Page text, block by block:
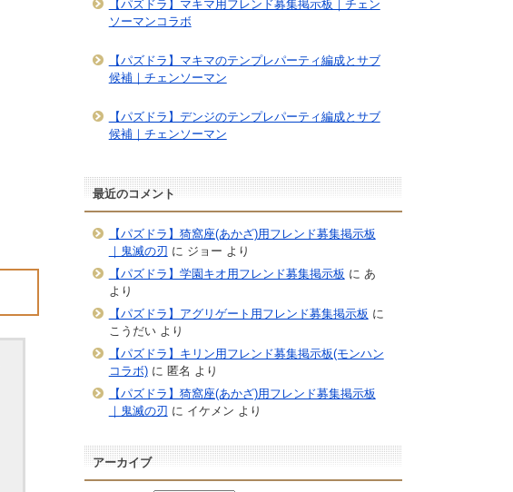
【パズドラ】マキマ用フレンド募集掲示板｜チェン
ソーマンコラボ
【パズドラ】マキマのテンプレパーティ編成とサブ
候補｜チェンソーマン
【パズドラ】デンジのテンプレパーティ編成とサブ
候補｜チェンソーマン
最近のコメント
【パズドラ】猗窩座(あかざ)用フレンド募集掲示板
｜鬼滅の刃 に ジョー より
【パズドラ】学園キオ用フレンド募集掲示板 に あ
より
【パズドラ】アグリゲート用フレンド募集掲示板 に
こうだいより
【パズドラ】キリン用フレンド募集掲示板(モンハン
コラボ)に 匿名 より
【パズドラ】猗窩座(あかざ)用フレンド募集掲示板
｜鬼滅の刃 に イケメン より
アーカイブ